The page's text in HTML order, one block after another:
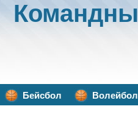
Бейсбол Волейбол